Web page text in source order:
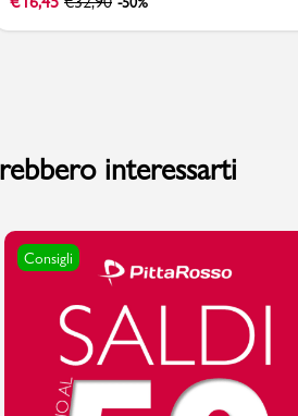
interessarti
Consigli